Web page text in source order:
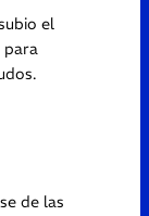
el
para
de las